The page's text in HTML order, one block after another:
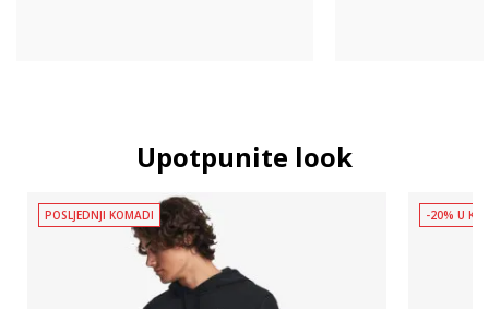
Upotpunite look
POSLJEDNJI KOMADI -20% U